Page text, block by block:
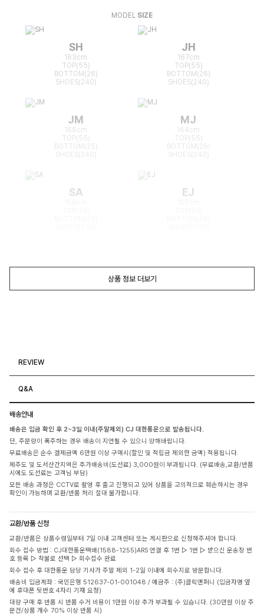
MODEL SIZE
SH
163cm
TOP(55)
BOTTOM(26)
SHOES(240)
JH
167cm
TOP(55)
BOTTOM(26)
SHOES(240)
JM
166cm
TOP(55)
BOTTOM(25)
MJ
164cm
TOP(55)
BOTTOM(26)
SA EJ
상품 정보 더보기
REVIEW
Q&A
배송안내
배송은 입금 확인 후 2~3일 이내(주말제외) CJ 대한통운으로 발송됩니다.
단, 주문량이 폭주하는 경우 배송이 지연될 수 있으니 양해바랍니다.
무료배송은 순수 결제금액 6만원 이상 구매시(할인 및 적립금 제외한 금액) 적용됩니다.
제주도 및 도서산간지역은 추가배송비(도선료) 3,000원이 부과됩니다. (무료배송,교환/반품
시에도 도선료는 고객님 부담)
모든 배송 과정은 CCTV로 촬영 후 출고 진행되고 있어 상품을 고의적으로 훼손하시는 경우
확인이 가능하며 교환/반품 처리 절대 불가합니다.
교환/반품 신청
교환/반품은 상품수령일부터 7일 이내 고객센터 또는 게시판으로 신청해주셔야 합니다.
회수 접수 방법 : CJ대한통운택배(1588-1255)ARS 연결 후 1번 ▷ 1번 ▷ 받으신 운송장 번
호 등록 ▷ 착불로 선택 ▷ 회수접수 완료
회수 접수 후 대한통운 담당 기사가 주말 제외 1-2일 이내에 회수지로 방문합니다.
배송비 입금계좌 : 국민은행 512637-01-001048 / 예금주 : (주)클릭앤퍼니 (입금자명 옆
에 휴대폰 뒷번호 4자리 기재 요청)
대량 구매 후 반품 시 반품 수거 비용이 1만원 이상 추가 부과될 수 있습니다. (30만원 이상 주
문건/상품 개수 70% 이상 반품 시)